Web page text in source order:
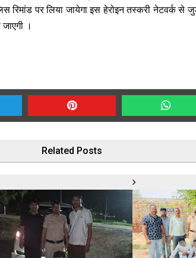
रिमांड पर लिया जायेगा इस हेरोइन तस्करी नेटवर्क से
।
Related Posts